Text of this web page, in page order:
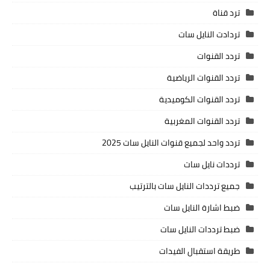
ترد قناة
تردادت النايل سات
تردد القنوات
تردد القنوات الرياضية
تردد القنوات الكوميدية
تردد القنوات المغربية
تردد واحد لجميع قنوات النايل سات 2025
ترددات نايل سات
جميع ترددات النايل سات بالترتيب
ضبط اشارة النايل سات
ضبط ترددات النايل سات
طريقة استقبال الفيدات